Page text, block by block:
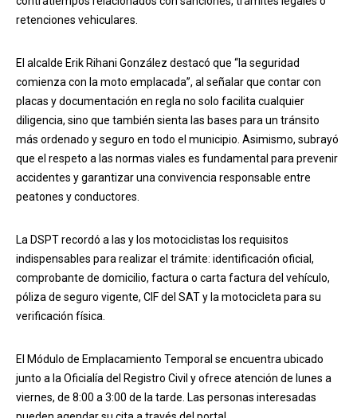
retenciones vehiculares.
El alcalde Erik Rihani González destacó que “la seguridad
comienza con la moto emplacada”, al señalar que contar con
placas y documentación en regla no solo facilita cualquier
diligencia, sino que también sienta las bases para un tránsito
más ordenado y seguro en todo el municipio. Asimismo, subrayó
que el respeto a las normas viales es fundamental para prevenir
accidentes y garantizar una convivencia responsable entre
peatones y conductores.
La DSPT recordó a las y los motociclistas los requisitos
indispensables para realizar el trámite: identificación oficial,
comprobante de domicilio, factura o carta factura del vehículo,
póliza de seguro vigente, CIF del SAT y la motocicleta para su
verificación física.
El Módulo de Emplacamiento Temporal se encuentra ubicado
junto a la Oficialía del Registro Civil y ofrece atención de lunes a
viernes, de 8:00 a 3:00 de la tarde. Las personas interesadas